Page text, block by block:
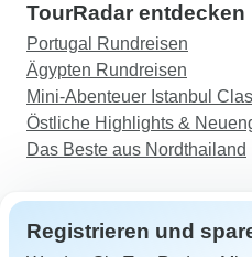
TourRadar entdecken
Portugal Rundreisen
Ägypten Rundreisen
Mini-Abenteuer Istanbul
Östliche Highlights &
Das Beste aus Nordthailand
Registrieren und